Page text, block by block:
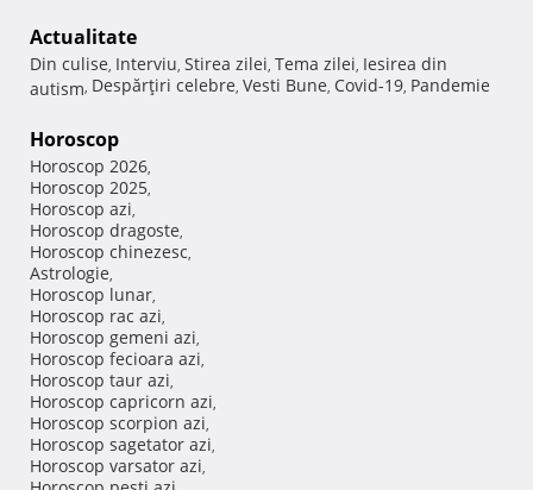
Actualitate
Din culise, Interviu, Stirea zilei, Tema zilei, Iesirea din
autism, Despărţiri celebre, Vesti Bune, Covid-19, Pandemie
Horoscop
Horoscop 2026,
Horoscop 2025,
Horoscop azi,
Horoscop dragoste,
Horoscop chinezesc,
Astrologie,
Horoscop lunar,
Horoscop rac azi,
Horoscop gemeni azi,
Horoscop fecioara azi,
Horoscop taur azi,
Horoscop capricorn azi,
Horoscop scorpion azi,
Horoscop sagetator azi,
Horoscop varsator azi,